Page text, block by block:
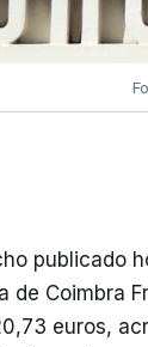
publicado
de Coimbra
euros,